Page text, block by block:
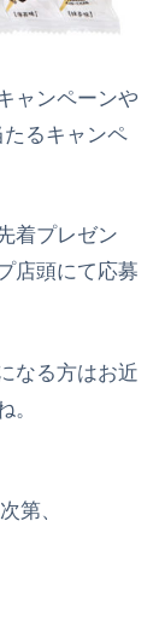
ャンペーンや
るキャンペ
着プレゼン
店頭にて応募
なる方はお近
。
第、